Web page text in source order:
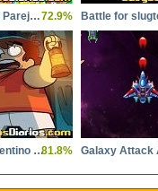
Encuentra las Parejas Frutas72.9% Battle for
Victor and valentino taco terror81.8%